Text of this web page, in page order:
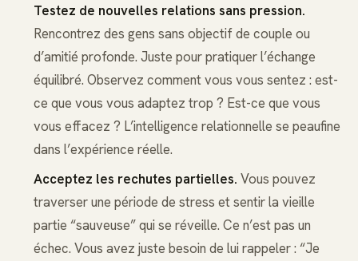
Testez de nouvelles relations sans pression.
Rencontrez des gens sans objectif de couple ou
d’amitié profonde. Juste pour pratiquer l’échange
équilibré. Observez comment vous vous sentez : est-
ce que vous vous adaptez trop ? Est-ce que vous
vous effacez ? L’intelligence relationnelle se peaufine
dans l’expérience réelle.
Acceptez les rechutes partielles. Vous pouvez
traverser une période de stress et sentir la vieille
partie “sauveuse” qui se réveille. Ce n’est pas un
échec. Vous avez juste besoin de lui rappeler : “Je